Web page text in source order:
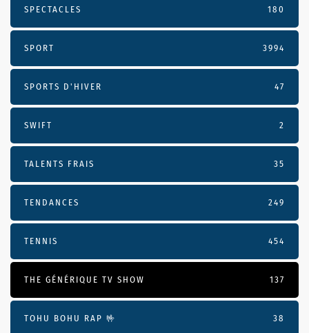
SPECTACLES 180
SPORT 3994
SPORTS D'HIVER 47
SWIFT 2
TALENTS FRAIS 35
TENDANCES 249
TENNIS 454
THE GÉNÉRIQUE TV SHOW 137
TOHU BOHU RAP 🤟 38